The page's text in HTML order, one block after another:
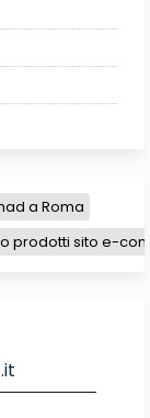
a Roma
prodotti sito e-